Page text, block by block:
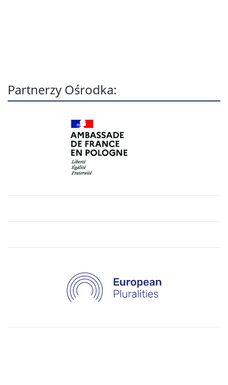
Partnerzy Ośrodka: